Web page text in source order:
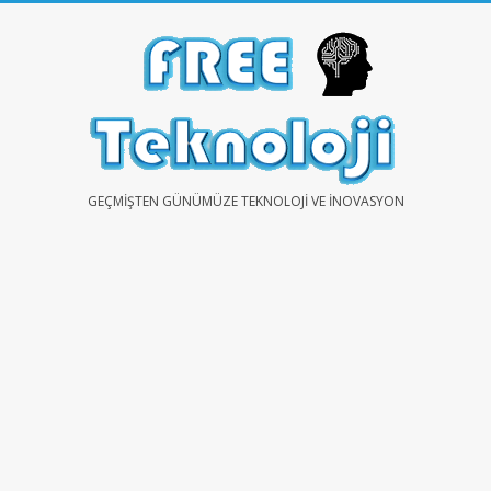
FREEGEÇMIŞTEN GÜNÜMÜZE TEKNOLOJI VE İNOVASYON